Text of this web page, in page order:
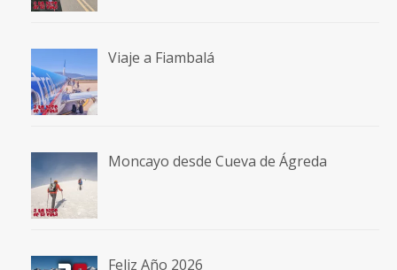
Viaje a Fiambalá
Moncayo desde Cueva de Ágreda
Feliz Año 2026